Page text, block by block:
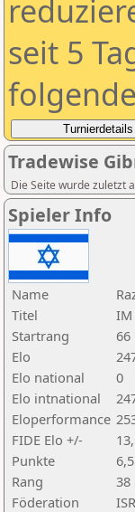
seit 5
Tradewise
Die Seite wurde zuletzt
Spieler Info
Name
Titel
IM
Startrang
66
Elo
Elo national
0
Elo intnational
Eloperformance
FIDE Elo +/-
Punkte
6,5
Rang
38
Föderation
ISR